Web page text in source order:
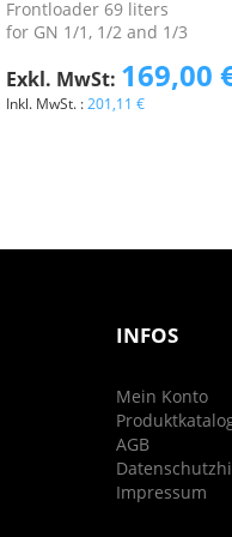
Frontloader 69 liters
for GN 1/1, 1/2 and 1/3
201,11 €
169,00
INFOS
Mein Konto
AGB
Impressum